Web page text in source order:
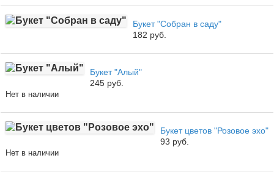
Букет "Собран в саду"
182 руб.
Букет "Алый"
245 руб.
Нет в наличии
Букет цветов "Розовое эхо"
93 руб.
Нет в наличии